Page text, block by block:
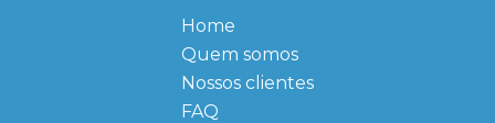
Home
Quem somos
Nossos clientes
FAQ